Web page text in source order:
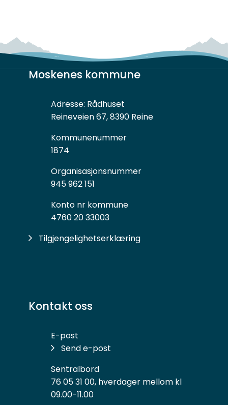
Moskenes kommune
Adresse: Rådhuset
Reineveien 67, 8390 Reine
Kommunenummer
1874
Organisasjonsnummer
945 962 151
Konto nr kommune
4760 20 33003
Tilgjengelighetserklæring
Kontakt oss
E-post
Send e-post
Sentralbord
76 05 31 00, hverdager mellom kl
09.00-11.00